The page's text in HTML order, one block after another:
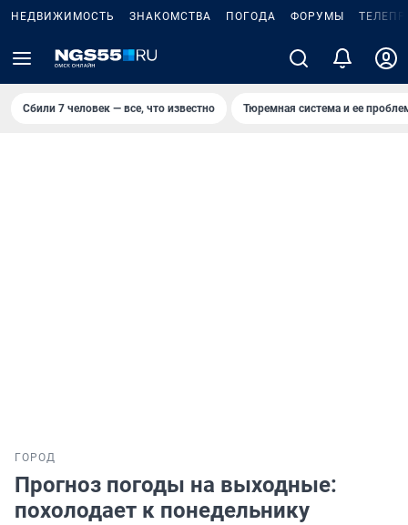
НЕДВИЖИМОСТЬ ЗНАКОМСТВА ПОГОДА ФОРУМЫ
Сбили 7 человек — все, что известно Тюремная система и ее
ГОРОД
Прогноз погоды на выходные:
похолодает к понедельнику